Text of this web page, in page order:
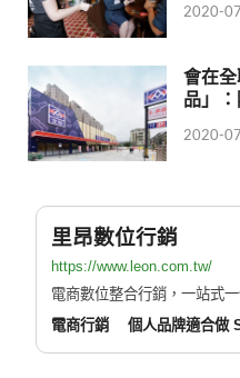
2020-
會在
品」
2020-
里昂數位行銷
https://www.leon.com.tw/
電商數位整合行銷，一站式
電商行銷
個人品牌適合做